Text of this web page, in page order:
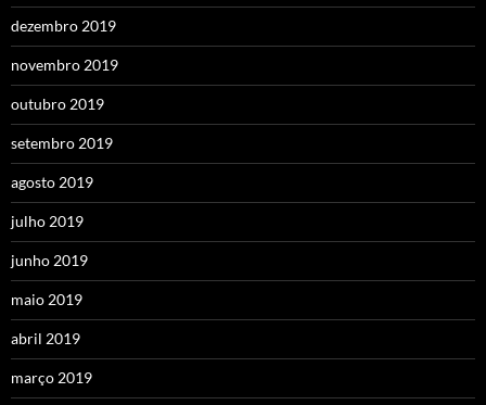
dezembro 2019
novembro 2019
outubro 2019
setembro 2019
agosto 2019
julho 2019
junho 2019
maio 2019
abril 2019
março 2019